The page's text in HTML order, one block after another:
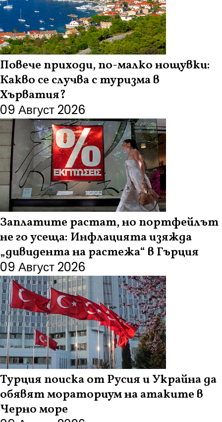
Повече приходи, по-малко нощувки:
Какво се случва с туризма в
Хърватия?
09 Август 2026
Заплатите растат, но портфейлът
не го усеща: Инфлацията изяжда
„дивидента на растежа“ в Гърция
09 Август 2026
Турция поиска от Русия и Украйна да
обявят мораториум на атаките в
Черно море